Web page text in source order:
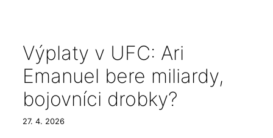
Výplaty v UFC: Ari
Emanuel bere miliardy,
bojovníci drobky?
27. 4. 2026